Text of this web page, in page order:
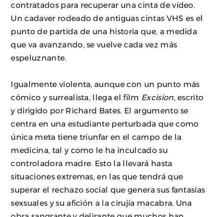
contratados para recuperar una cinta de vídeo.
Un cadaver rodeado de antiguas cintas VHS es el
punto de partida de una historia que, a medida
que va avanzando, se vuelve cada vez más
espeluznante.
Igualmente violenta, aunque con un punto más
cómico y surrealista, llega el film Excision , escrito
y dirigido por Richard Bates. El argumento se
centra en una estudiante perturbada que como
única meta tiene triunfar en el campo de la
medicina, tal y como le ha inculcado su
controladora madre. Esto la llevará hasta
situaciones extremas, en las que tendrá que
superar el rechazo social que genera sus fantasías
sexsuales y su afición a la cirujía macabra. Una